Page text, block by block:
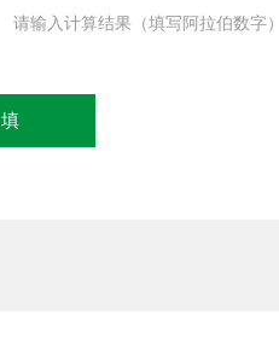
请输入计算结果（填写阿拉伯数字